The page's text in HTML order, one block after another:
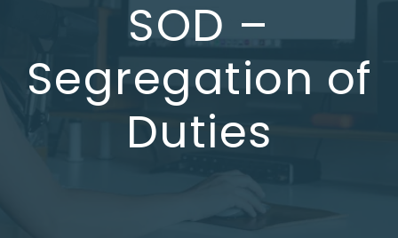
SOD –
Segregation of
Duties